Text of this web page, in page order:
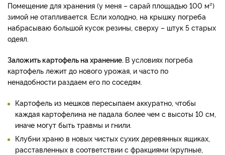
Помещение для хранения (у меня – сарай площадью 100 м²)
зимой не отапливается. Если холодно, на крышку погреба
набрасываю большой кусок резины, сверху – штук 5 старых
одеял.
Заложить картофель на хранение. В условиях погреба
картофель лежит до нового урожая, и часто по
ненадобности раздаем его по соседям.
Картофель из мешков пересыпаем аккуратно, чтобы
каждая картофелина не падала более чем с высоты 10 см,
иначе могут быть травмы и гнили.
Клубни храню в новых чистых сухих деревянных ящиках,
расставленных в соответствии с фракциями (крупные,